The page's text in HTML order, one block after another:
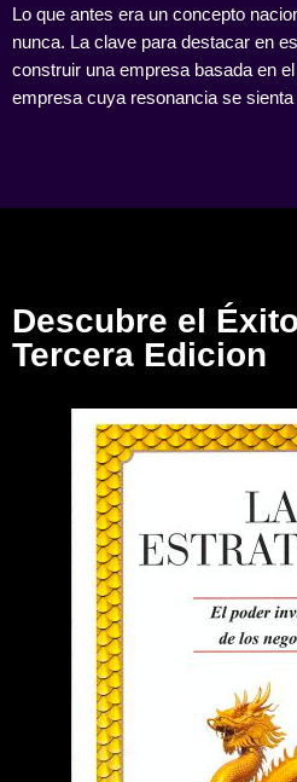
Lo que antes era un concepto
nunca. La clave para destacar en
construir una empresa basada en
empresa cuya resonancia se
Descubre el
Tercera Edicion